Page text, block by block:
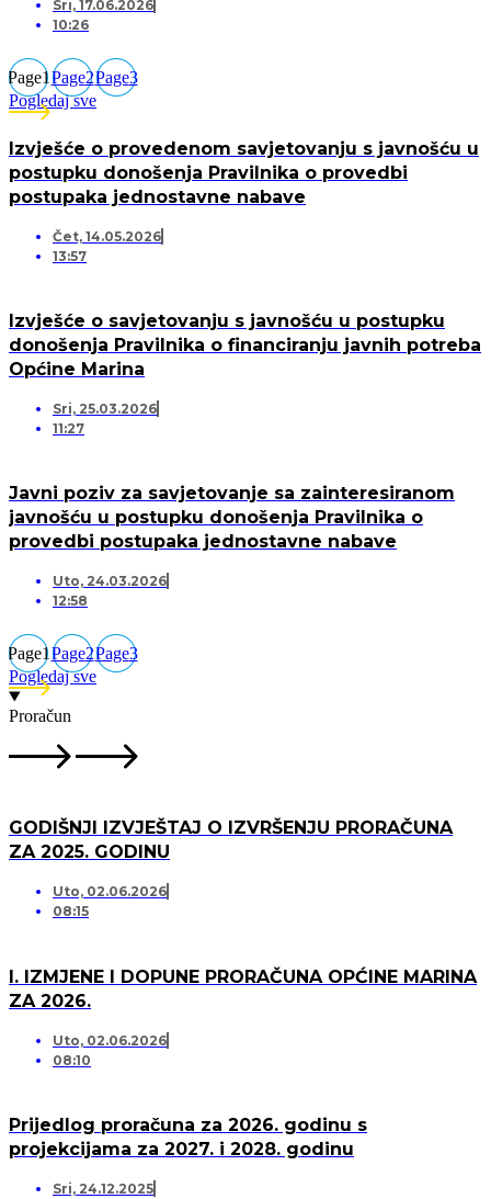
Sri, 17.06.2026
10:26
Page1Page2Page3
Pogledaj sve
Izvješće o provedenom savjetovanju s javnošću u
postupku donošenja Pravilnika o provedbi
postupaka jednostavne nabave
Čet, 14.05.2026
13:57
Izvješće o savjetovanju s javnošću u postupku
donošenja Pravilnika o financiranju javnih potreba
Općine Marina
Sri, 25.03.2026
11:27
Javni poziv za savjetovanje sa zainteresiranom
javnošću u postupku donošenja Pravilnika o
provedbi postupaka jednostavne nabave
Uto, 24.03.2026
12:58
Page1Page2Page3
Pogledaj sve
Proračun
GODIŠNJI IZVJEŠTAJ O IZVRŠENJU PRORAČUNA
ZA 2025. GODINU
Uto, 02.06.2026
08:15
I. IZMJENE I DOPUNE PRORAČUNA OPĆINE MARINA
ZA 2026.
Uto, 02.06.2026
08:10
Prijedlog proračuna za 2026. godinu s
projekcijama za 2027. i 2028. godinu
Sri, 24.12.2025